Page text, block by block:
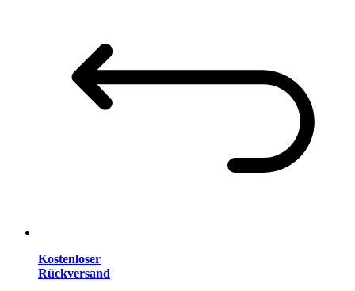
Kostenloser
Rückversand